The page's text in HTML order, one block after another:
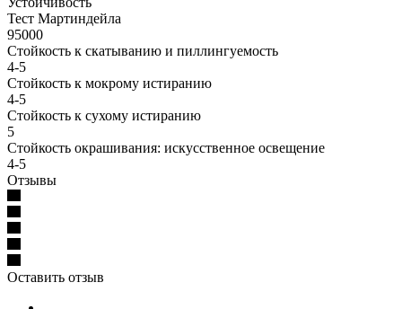
Тест Мартиндейла
95000
Стойкость к скатыванию и пиллингуемость
4-5
Стойкость к мокрому истиранию
4-5
Стойкость к сухому истиранию
5
Стойкость окрашивания: искусственное освещение
4-5
Отзывы
Оставить отзыв